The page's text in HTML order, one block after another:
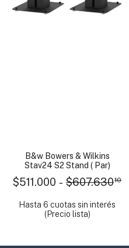
B&w Bowers & Wilkins
Stav24 S2 Stand ( Par)
$511.000 - $607.63010
Hasta 6 cuotas sin interés
(Precio lista)